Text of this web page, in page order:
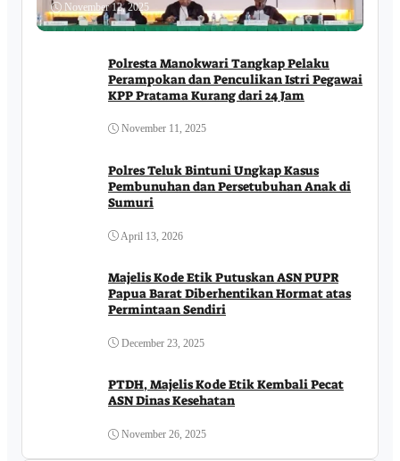
November 12, 2025
Polresta Manokwari Tangkap Pelaku
Perampokan dan Penculikan Istri Pegawai
KPP Pratama Kurang dari 24 Jam
November 11, 2025
Polres Teluk Bintuni Ungkap Kasus
Pembunuhan dan Persetubuhan Anak di
Sumuri
April 13, 2026
Majelis Kode Etik Putuskan ASN PUPR
Papua Barat Diberhentikan Hormat atas
Permintaan Sendiri
December 23, 2025
PTDH, Majelis Kode Etik Kembali Pecat
ASN Dinas Kesehatan
November 26, 2025